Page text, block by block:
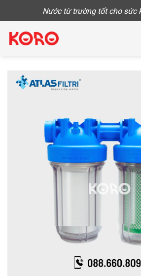
content
Nước từ trường tốt cho sức